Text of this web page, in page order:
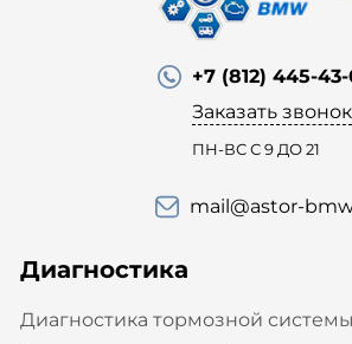
+7 (812) 445-
Заказать звонок
ПН-ВС С 9 ДО 21
mail@astor-
Диагностика
Диагностика тормозной системы